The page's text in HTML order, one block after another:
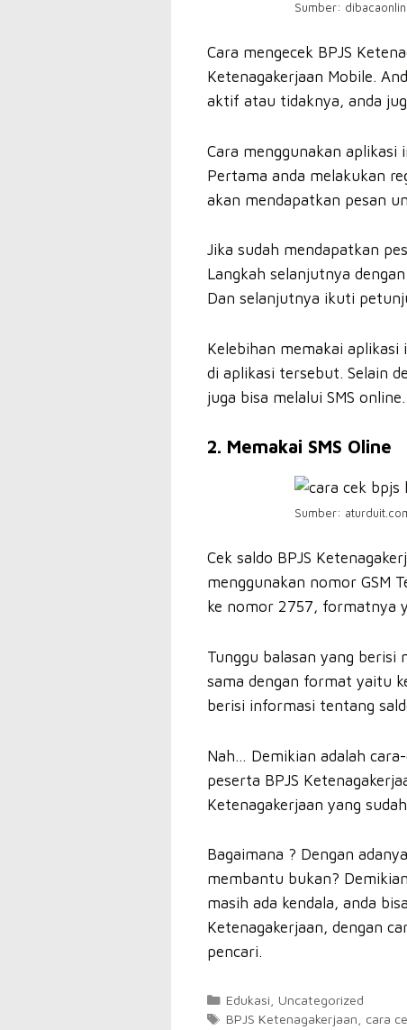
Sumber:
Cara mengecek BPJS
Ketenagakerjaan Mobile.
aktif atau tidaknya, anda
Cara menggunakan
Pertama anda melakukan
akan mendapatkan pesan
Jika sudah mendapatkan
Langkah selanjutnya
Dan selanjutnya ikuti
Kelebihan memakai aplikasi
di aplikasi tersebut. Selain
juga bisa melalui SMS online.
2. Memakai SMS Oline
Sumber:
Cek saldo BPJS
menggunakan nomor GSM
ke nomor 2757, formatnya
Tunggu balasan yang berisi
sama dengan format yaitu
berisi informasi tentang
Nah… Demikian adalah
peserta BPJS
Ketenagakerjaan yang
Bagaimana ? Dengan
membantu bukan?
masih ada kendala, anda
Ketenagakerjaan, dengan
pencari.
Kategori
Edukasi
Uncategorized
Tag
BPJS Ketenagakerjaan cara